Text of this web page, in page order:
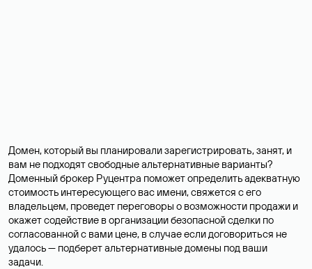
Домен, который вы планировали зарегистрировать, занят, и
вам не подходят свободные альтернативные варианты?
Доменный брокер Руцентра поможет определить адекватную
стоимость интересующего вас имени, свяжется с его
владельцем, проведет переговоры о возможности продажи и
окажет содействие в организации безопасной сделки по
согласованной с вами цене, в случае если договориться не
удалось — подберет альтернативные домены под ваши
задачи.